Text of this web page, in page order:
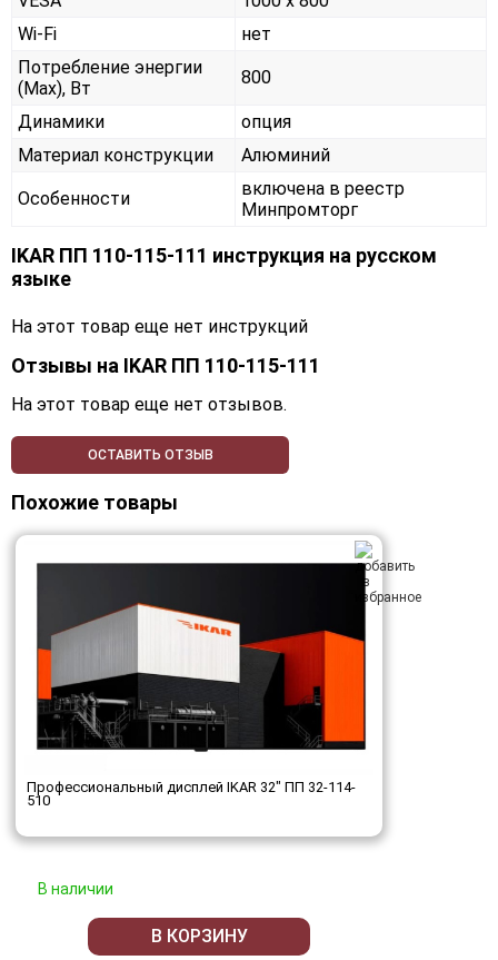
Wi-Fi
нет
Потребление энергии
(Max), Вт
800
Динамики
опция
Материал конструкции
Алюминий
Особенности
включена в реестр
Минпромторг
IKAR ПП 110-115-111 инструкция на русском
языке
На этот товар еще нет инструкций
Отзывы на IKAR ПП 110-115-111
На этот товар еще нет отзывов.
ОСТАВИТЬ ОТЗЫВ
Похожие товары
Профессиональный дисплей IKAR 32" ПП 32-114-
510
В наличии
В КОРЗИНУ